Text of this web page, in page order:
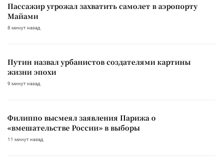
Пассажир угрожал захватить самолет в аэропорту
Майами
8 минут назад
Путин назвал урбанистов создателями картины
жизни эпохи
9 минут назад
Филиппо высмеял заявления Парижа о
«вмешательстве России» в выборы
11 минут назад